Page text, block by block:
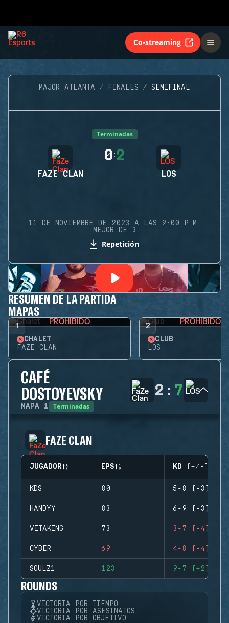
Co-streaming
MAJOR ATLANTA FINALES SEMIFINAL
Terminadas
FAZE CLAN
0:2
LOS
11 DE NOVIEMBRE DE 2023 A LAS 9:00 P.M.
MEJOR DE 3
Repetición
RESUMEN DE LA PARTIDA
MAPAS
1 PROHIBIDO
CHALET
FAZE CLAN
2 PROHIBIDO
CLUB
LOS
CAFÉ
DOSTOYEVSKY
MAPA 1 Terminadas
2 : 7
FAZE CLAN
JUGADOR EPS KD (+/-)
KDS 80 5-8 (-3)
HANDYY 83 6-9 (-3)
VITAKING 73 3-7 (-4)
CYBER 69 4-8 (-4)
SOULZ1 123 9-7 (+2)
ROUNDS
VICTORIA POR TIEMPO
VICTORIA POR ASESINATOS
VICTORIA POR OBJETIVO